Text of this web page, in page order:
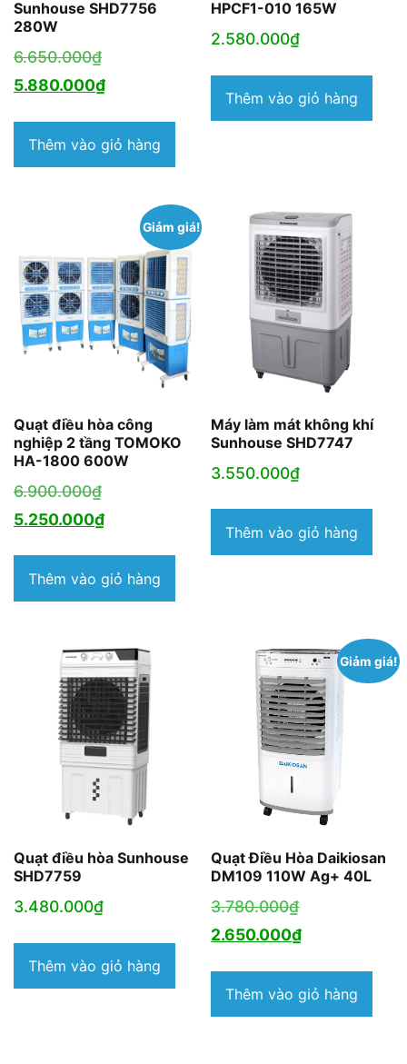
Sunhouse SHD7756
280W
6.650.000₫Giá
gốc
6.650.000₫.
5.880.000₫Giá
tại
là:
Thêm vào giỏ hàng
HPCF1-010 165W
2.580.000₫
Thêm vào giỏ hàng
Giảm giá!
Quạt điều hòa công
nghiệp 2 tầng TOMOKO
HA-1800 600W
6.900.000₫Giá
gốc
6.900.000₫.
5.250.000₫Giá
tại
là:
Thêm vào giỏ hàng
Máy làm mát không khí
Sunhouse SHD7747
3.550.000₫
Thêm vào giỏ hàng
Quạt điều hòa Sunhouse
SHD7759
3.480.000₫
Thêm vào giỏ hàng
Giảm giá!
Quạt Điều Hòa Daikiosan
DM109 110W Ag+ 40L
3.780.000₫Giá
gốc
3.780.000₫.
2.650.000₫Giá
tại
là:
Thêm vào giỏ hàng